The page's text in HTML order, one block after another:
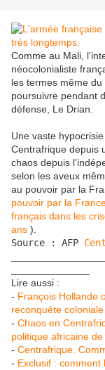
Comme au Mali,
néocolonialiste
les termes même
poursuivre pendant
défense, Le Drian.
Une vaste
Centrafrique depuis
chaos depuis
selon les aveux
au pouvoir par la
pouvoir par la
français dans les
ans ).
Source : AFP
Lire aussi :
- François Hollande
reconquête
- Chaos en
politique africaine
- Centrafrique.
- Exclusif :